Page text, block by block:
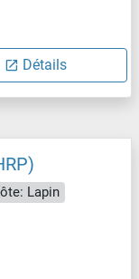
Détails
Lapin